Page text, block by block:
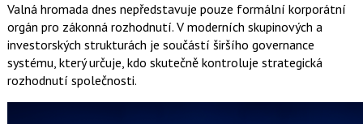
Valná hromada dnes nepředstavuje pouze formální korporátní
orgán pro zákonná rozhodnutí. V moderních skupinových a
investorských strukturách je součástí širšího governance
systému, který určuje, kdo skutečně kontroluje strategická
rozhodnutí společnosti.